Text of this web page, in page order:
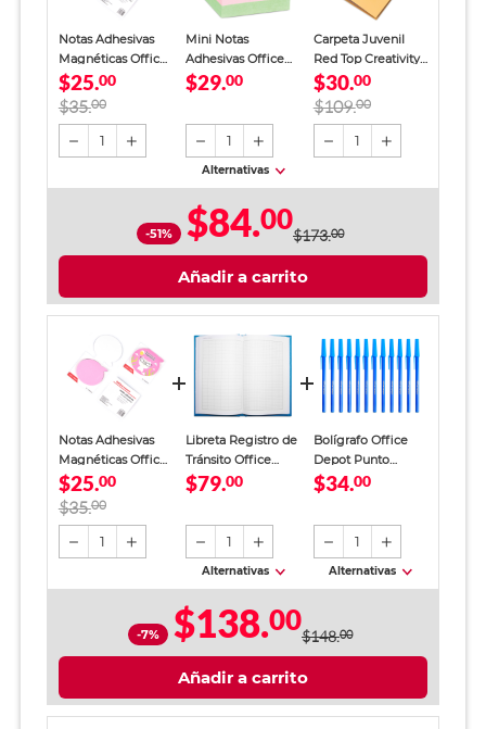
Notas Adhesivas
Magnéticas Office
Depot Rosa
$25.00
$35.00
1
Mini Notas
Adhesivas Office
Depot Colores
$29.00
1
Alternativas
Carpeta Juvenil
Red Top Creativity
Amarillo Claro
$30.00
$109.00
1
-51% $84.00$173.00
Añadir a carrito
Notas Adhesivas
Magnéticas Office
Depot Rosa
$25.00
$35.00
1
Libreta Registro de
Tránsito Office
Depot Azul
$79.00
1
Alternativas
Bolígrafo Office
Depot Punto
Mediano Tinta Azul
$34.00
1
Alternativas
-7% $138.00$148.00
Añadir a carrito